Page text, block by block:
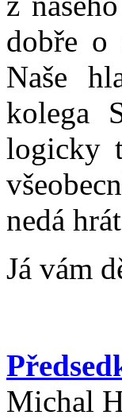
dobře o
Naše
kolega
logicky
nedá
Já vám
Michal